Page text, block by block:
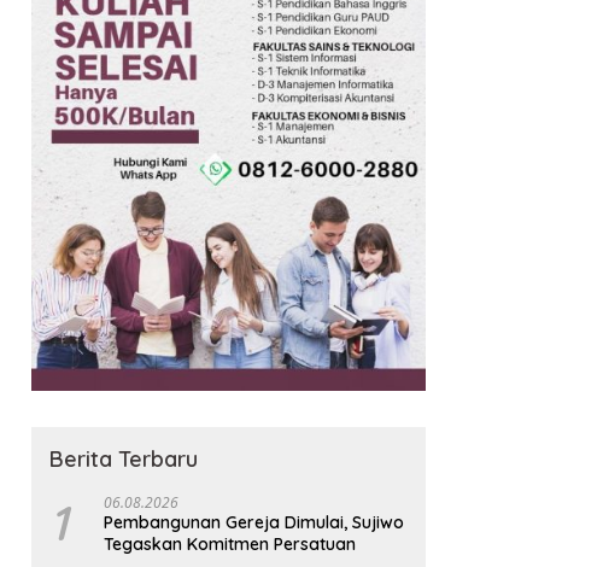
Berita Terbaru
1 06.08.2026
Pembangunan Gereja Dimulai, Sujiwo
Tegaskan Komitmen Persatuan